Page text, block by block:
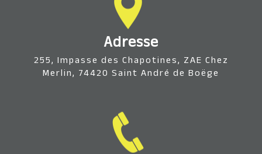
Adresse
255, Impasse des Chapotines, ZAE Chez
Merlin, 74420 Saint André de Boëge